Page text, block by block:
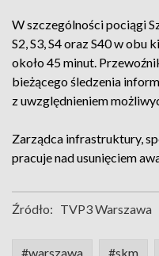
W szczególności pociągi
S2, S3, S4 oraz S40 w obu
około 45 minut.
bieżącego śledzenia
z uwzględnieniem
Zarządca infrastruktury,
pracuje nad usunięciem
Źródło: TVP3 Warszawa
#warszawa #skm